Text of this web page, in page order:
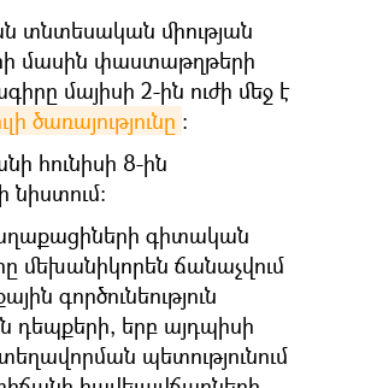
տնտեսական միության
մասին փաստաթղթերի
մայիսի 2-ին ուժի մեջ է
ծառայությունը :
հունիսի 8-ին
գիտական
ճանաչվում
գործունեություն
դեպքերի, երբ այդպիսի
պետությունում